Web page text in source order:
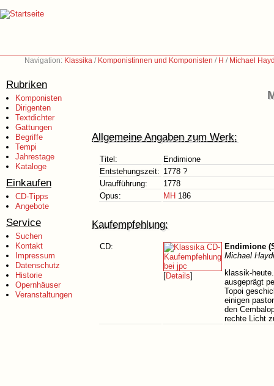
Navigation: Klassika / Komponistinnen und Komponisten / H / Michael
Rubriken
Komponisten
Dirigenten
Textdichter
Gattungen
Begriffe
Tempi
Jahrestage
Kataloge
Einkaufen
CD-Tipps
Angebote
Service
Suchen
Kontakt
Impressum
Datenschutz
Historie
Opernhäuser
Veranstaltungen
Allgemeine Angaben zum Werk:
Titel:
Endimione
Entstehungszeit: 1778 ?
Uraufführung:
1778
Opus:
MH 186
Kaufempfehlung:
CD:
[Details]
Endimione
Michael
klassik-
ausgeprägt
Topoi
einigen
den
rechte Licht